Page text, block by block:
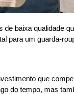
baixa qualidade
para um guarda-
que
do tempo, mas